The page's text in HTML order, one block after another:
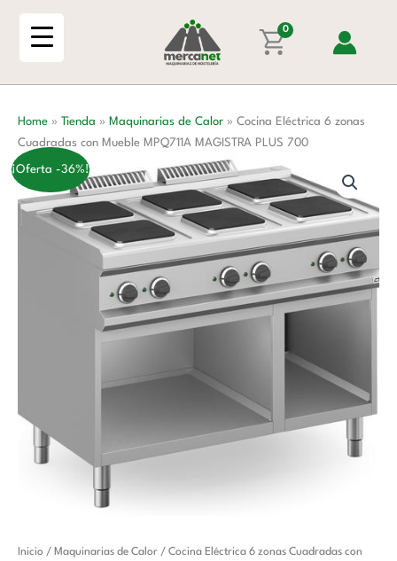
0
Home » Tienda » Maquinarias de Calor » Cocina Eléctrica 6 zonas
Cuadradas con Mueble MPQ711A MAGISTRA PLUS 700
¡Oferta -36%!
Inicio / Maquinarias de Calor / Cocina Eléctrica 6 zonas Cuadradas con
El
El
Cocina
Cuadradas
con
Mueble
MAGISTRA
PLUS
700
cantidad